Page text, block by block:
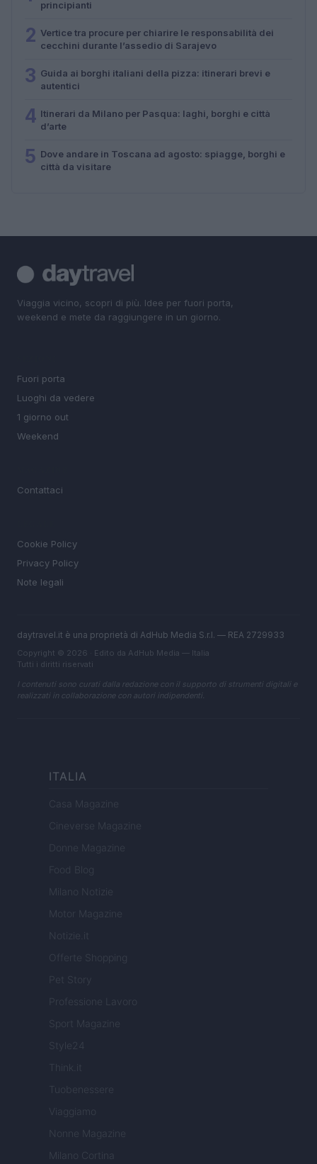
principianti
2 Vertice tra procure per chiarire le responsabilità dei
cecchini durante l’assedio di Sarajevo
3 Guida ai borghi italiani della pizza: itinerari brevi e
autentici
4 Itinerari da Milano per Pasqua: laghi, borghi e città
d’arte
5 Dove andare in Toscana ad agosto: spiagge, borghi e
città da visitare
Viaggia vicino, scopri di più. Idee per fuori porta,
weekend e mete da raggiungere in un giorno.
Fuori porta
Luoghi da vedere
1 giorno out
Weekend
Contattaci
Cookie Policy
Privacy Policy
Note legali
daytravel.it è una proprietà di AdHub Media S.r.l. — REA 2729933
Copyright © 2026 · Edito da AdHub Media — Italia
Tutti i diritti riservati
I contenuti sono curati dalla redazione con il supporto di strumenti digitali e
realizzati in collaborazione con autori indipendenti.
ITALIA
Casa Magazine
Cineverse Magazine
Donne Magazine
Food Blog
Milano Notizie
Motor Magazine
Notizie.it
Offerte Shopping
Pet Story
Professione Lavoro
Sport Magazine
Style24
Think.it
Tuobenessere
Viaggiamo
Nonne Magazine
Milano Cortina